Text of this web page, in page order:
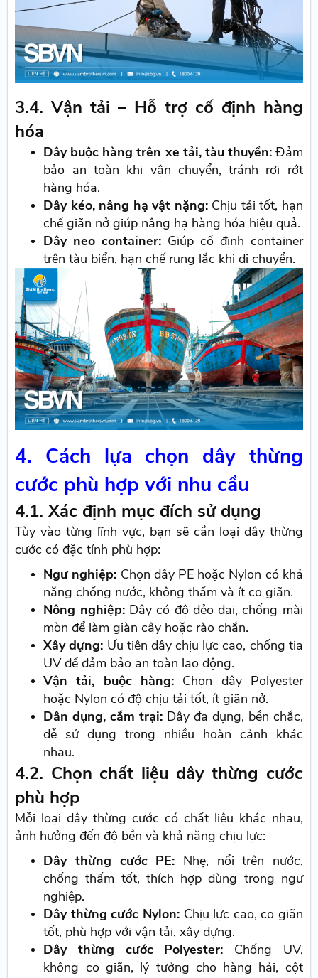
3.4. Vận tải – Hỗ trợ cố định hàng
hóa
Dây buộc hàng trên xe tải, tàu thuyền: Đảm
bảo an toàn khi vận chuyển, tránh rơi rớt
hàng hóa.
Dây kéo, nâng hạ vật nặng:Chịu tải tốt, hạn
chế giãn nở giúp nâng hạ hàng hóa hiệu quả.
Dây neo container: Giúp cố định container
trên tàu biển, hạn chế rung lắc khi di chuyển.
4. Cách lựa chọn dây thừng
cước phù hợp với nhu cầu
4.1. Xác định mục đích sử dụng
Tùy vào từng lĩnh vực, bạn sẽ cần loại dây thừng
cước có đặc tính phù hợp:
Ngư nghiệp: Chọn dây PE hoặc Nylon có khả
năng chống nước, không thấm và ít co giãn.
Nông nghiệp: Dây có độ dẻo dai, chống mài
mòn để làm giàn cây hoặc rào chắn.
Xây dựng: Ưu tiên dây chịu lực cao, chống tia
UV để đảm bảo an toàn lao động.
Vận tải, buộc hàng: Chọn dây Polyester
hoặc Nylon có độ chịu tải tốt, ít giãn nở.
Dân dụng, cắm trại: Dây đa dụng, bền chắc,
dễ sử dụng trong nhiều hoàn cảnh khác
nhau.
4.2. Chọn chất liệu dây thừng cước
phù hợp
Mỗi loại dây thừng cước có chất liệu khác nhau,
ảnh hưởng đến độ bền và khả năng chịu lực:
Dây thừng cước PE: Nhẹ, nổi trên nước,
chống thấm tốt, thích hợp dùng trong ngư
nghiệp.
Dây thừng cước Nylon:Chịu lực cao, co giãn
tốt, phù hợp với vận tải, xây dựng.
Dây thừng cước Polyester: Chống UV,
không co giãn, lý tưởng cho hàng hải, cột